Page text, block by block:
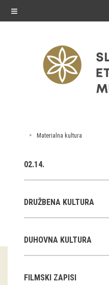
≡
exhibitions
Past exhibitions
Virtual tours
Materialna kultura
02.14.
DRUŽBENA KULTURA
DUHOVNA KULTURA
FILMSKI ZAPISI